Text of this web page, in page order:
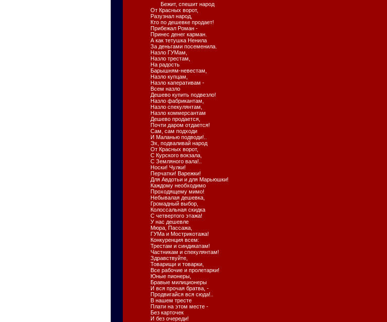
Бежит, спешит народ
От Красных ворот,
Разузнал народ,
Кто по дешевке продает!
Прибежал Роман -
Принес денег карман.
А как тетушка Ненила
За деньгами посеменила.
Назло ГУМам,
Назло трестам,
На радость
Барышням-невестам,
Назло купцам,
Назло каперативам -
Всем назло
Дешево купить подвезло!
Назло фабрикантам,
Назло спекулянтам,
Назло коммерсантам
Дешево продается,
Почти даром отдается!
Сам, сам подходи
И Маланью подводи!..
Эх, подваливай народ
От Красных ворот,
С Курского вокзала,
С Земляного вала!..
Носки! Чулки!
Перчатки! Варежки!
Для Авдотьи и для Марьюшки!
Каждому необходимо
Проходящему мимо!
Небывалая дешевка,
Громадный выбор,
Колоссальная скидка
С четвертого этажа!
У нас дешевле
Мюра, Пассажа,
ГУМа и Мострикотажа!
Конкуренция всем:
Трестам и синдикатам!
Частникам и спекулянтам!
Здравствуйте,
Товарищи и товарки,
Все рабочие и пролетарки!
Юные пионеры,
Бравые милиционеры
И вся прочая братва, -
Продвигайся вся сюда!..
В нашем тресте
Плати на этом месте -
Без карточек
И без очереди!